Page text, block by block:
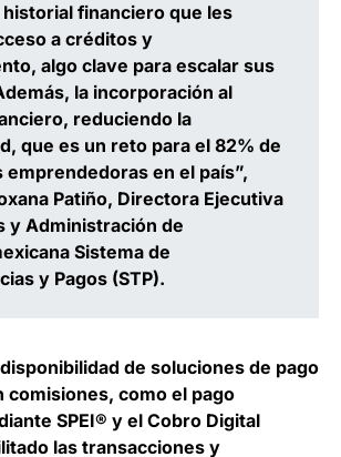
financiero que les
a créditos y
algo clave para escalar sus
la incorporación al
reduciendo la
que es un reto para el 82% de
emprendedoras en el país”,
Patiño, Directora Ejecutiva
y Administración de
Sistema de
y Pagos (STP).
de soluciones de pago
comisiones, como el pago
SPEI® y el Cobro Digital
las transacciones y